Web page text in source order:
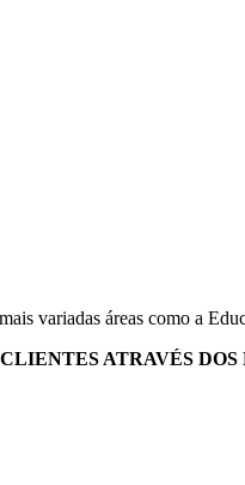
variadas áreas como a
ATRAVÉS DOS